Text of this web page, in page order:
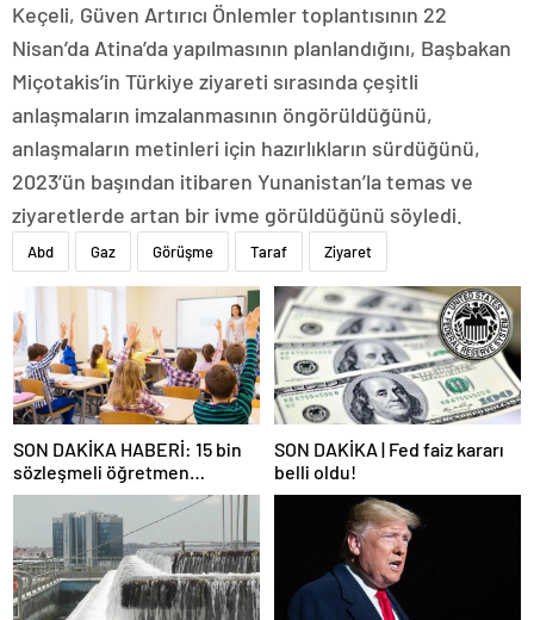
Keçeli, Güven Artırıcı Önlemler toplantısının 22
Nisan’da Atina’da yapılmasının planlandığını, Başbakan
Miçotakis’in Türkiye ziyareti sırasında çeşitli
anlaşmaların imzalanmasının öngörüldüğünü,
anlaşmaların metinleri için hazırlıkların sürdüğünü,
2023’ün başından itibaren Yunanistan’la temas ve
ziyaretlerde artan bir ivme görüldüğünü söyledi.
Abd Gaz Görüşme Taraf Ziyaret
SON DAKİKA HABERİ: 15 bin
sözleşmeli öğretmen
atamasında sözlü sınava hak
kazanan adaylar açıklandı
SON DAKİKA | Fed faiz kararı
belli oldu!